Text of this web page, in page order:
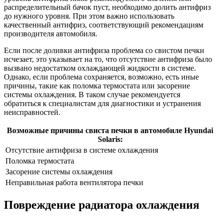
распределительный бачок пуст, необходимо долить антифриз
до нужного уровня. При этом важно использовать
качественный антифриз, соответствующий рекомендациям
производителя автомобиля.
Если после доливки антифриза проблема со свистом печки
исчезает, это указывает на то, что отсутствие антифриза было
вызвано недостатком охлаждающей жидкости в системе.
Однако, если проблема сохраняется, возможно, есть иные
причины, такие как поломка термостата или засорение
системы охлаждения. В таком случае рекомендуется
обратиться к специалистам для диагностики и устранения
неисправностей.
Возможные причины свиста печки в автомобиле Hyundai
Solaris:
Отсутствие антифриза в системе охлаждения
Поломка термостата
Засорение системы охлаждения
Неправильная работа вентилятора печки
Повреждение радиатора охлаждения